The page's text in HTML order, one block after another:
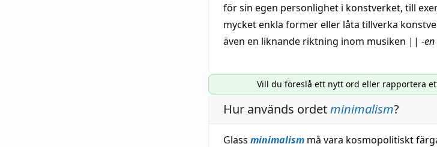
för sin egen personlighet i konstverket, till
mycket enkla former eller låta tillverka
även en liknande riktning inom musiken || -en
Vill du föreslå ett nytt ord eller rapportera
Hur används ordetminimalism?
Glass minimalism må vara kosmopolitiskt